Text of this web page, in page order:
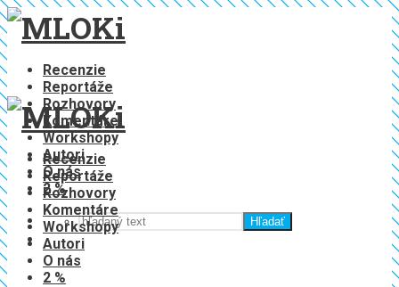
Recenzie
Reportáže
Rozhovory
Komentáre
Workshopy
Autori
O nás
2 %
Hľadať
Recenzie
Reportáže
Rozhovory
Komentáre
Workshopy
Autori
O nás
2 %